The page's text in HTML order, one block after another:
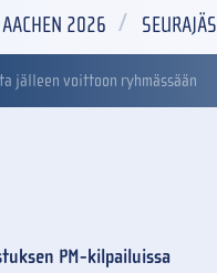
2026
jälleen voittoon ryhmässään
PM-kilpailuissa